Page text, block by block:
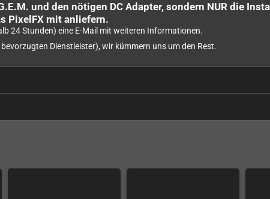
und den nötigen DC Adapter, sondern NUR die
PixelFX mit anliefern.
24 Stunden) eine E-Mail mit weiteren Informationen.
Dienstleister), wir kümmern uns um den Rest.